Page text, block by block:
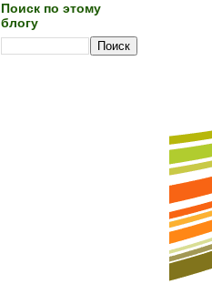
Поиск по этому
блогу